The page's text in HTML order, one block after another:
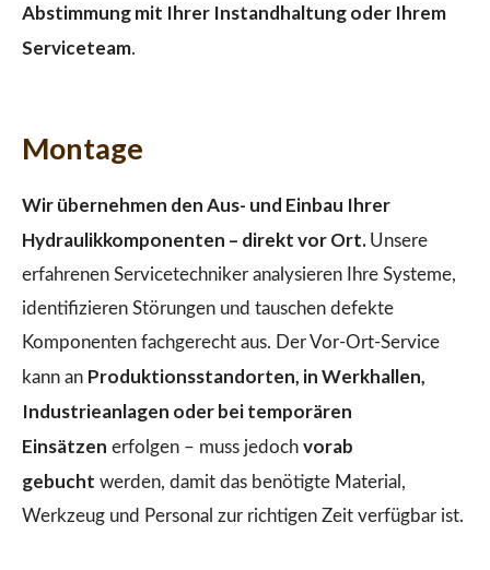
Abstimmung mit Ihrer Instandhaltung oder Ihrem
Serviceteam.
Montage
Wir übernehmen den Aus- und Einbau Ihrer
Hydraulikkomponenten – direkt vor Ort. Unsere
erfahrenen Servicetechniker analysieren Ihre Systeme,
identifizieren Störungen und tauschen defekte
Komponenten fachgerecht aus. Der Vor-Ort-Service
kann an Produktionsstandorten, in Werkhallen,
Industrieanlagen oder bei temporären
Einsätzen erfolgen – muss jedoch vorab
gebucht werden, damit das benötigte Material,
Werkzeug und Personal zur richtigen Zeit verfügbar ist.